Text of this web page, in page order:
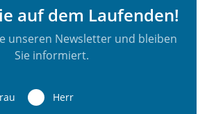
auf dem Laufenden!
unseren Newsletter und bleiben
Sie informiert.
Herr